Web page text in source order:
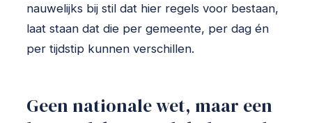
nauwelijks bij stil dat hier regels voor bestaan,
laat staan dat die per gemeente, per dag én
per tijdstip kunnen verschillen.
Geen nationale wet, maar een